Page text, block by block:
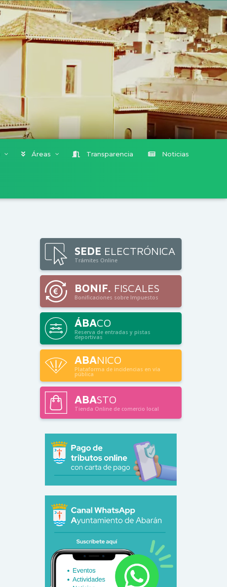
Áreas Transparencia Noticias
SEDE ELECTRÓNICA
Trámites Online
BONIF. FISCALES
Bonificaciones sobre Impuestos
ÁBACO
Reserva de entradas y pistas
deportivas
ABANICO
Plataforma de incidencias en vía
pública
ABASTO
Tienda Online de comercio local